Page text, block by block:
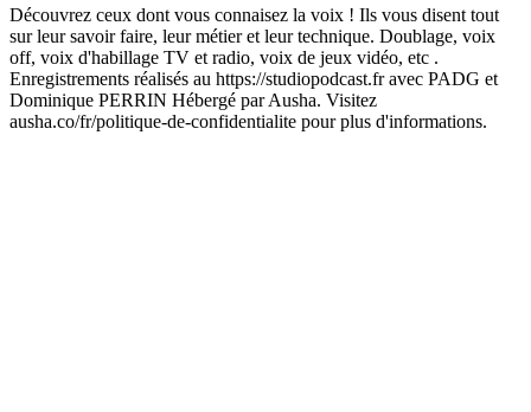
Découvrez ceux dont vous connaisez la voix ! Ils vous disent tout
sur leur savoir faire, leur métier et leur technique. Doublage, voix
off, voix d'habillage TV et radio, voix de jeux vidéo, etc .
Enregistrements réalisés au https://studiopodcast.fr avec PADG et
Dominique PERRIN Hébergé par Ausha. Visitez
ausha.co/fr/politique-de-confidentialite pour plus d'informations.